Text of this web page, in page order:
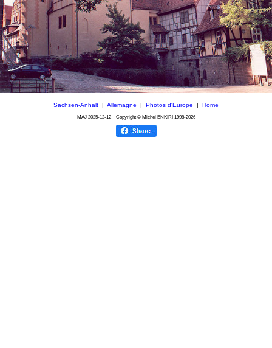
Sachsen-Anhalt | Allemagne | Photos d'Europe | Home
MAJ 2025-12-12Copyright © Michel ENKIRI 1998-2026